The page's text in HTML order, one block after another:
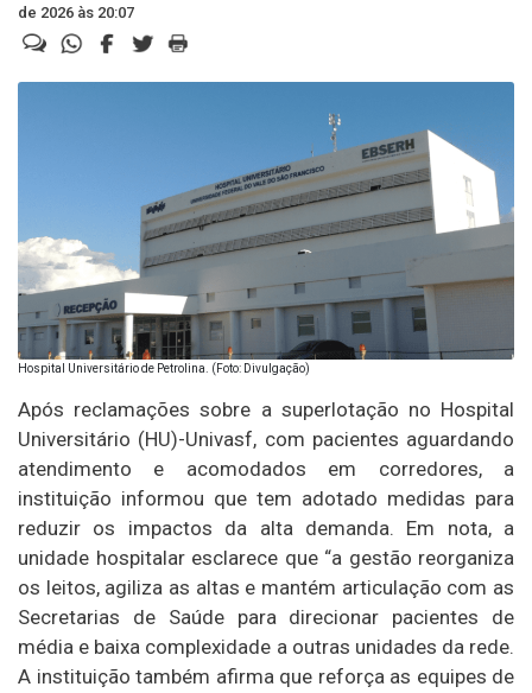
de 2026 às 20:07
Hospital Universitário de Petrolina. (Foto: Divulgação)
Após reclamações sobre a superlotação no Hospital
Universitário (HU)-Univasf, com pacientes aguardando
atendimento e acomodados em corredores, a
instituição informou que tem adotado medidas para
reduzir os impactos da alta demanda. Em nota, a
unidade hospitalar esclarece que “a gestão reorganiza
os leitos, agiliza as altas e mantém articulação com as
Secretarias de Saúde para direcionar pacientes de
média e baixa complexidade a outras unidades da rede.
A instituição também afirma que reforça as equipes de